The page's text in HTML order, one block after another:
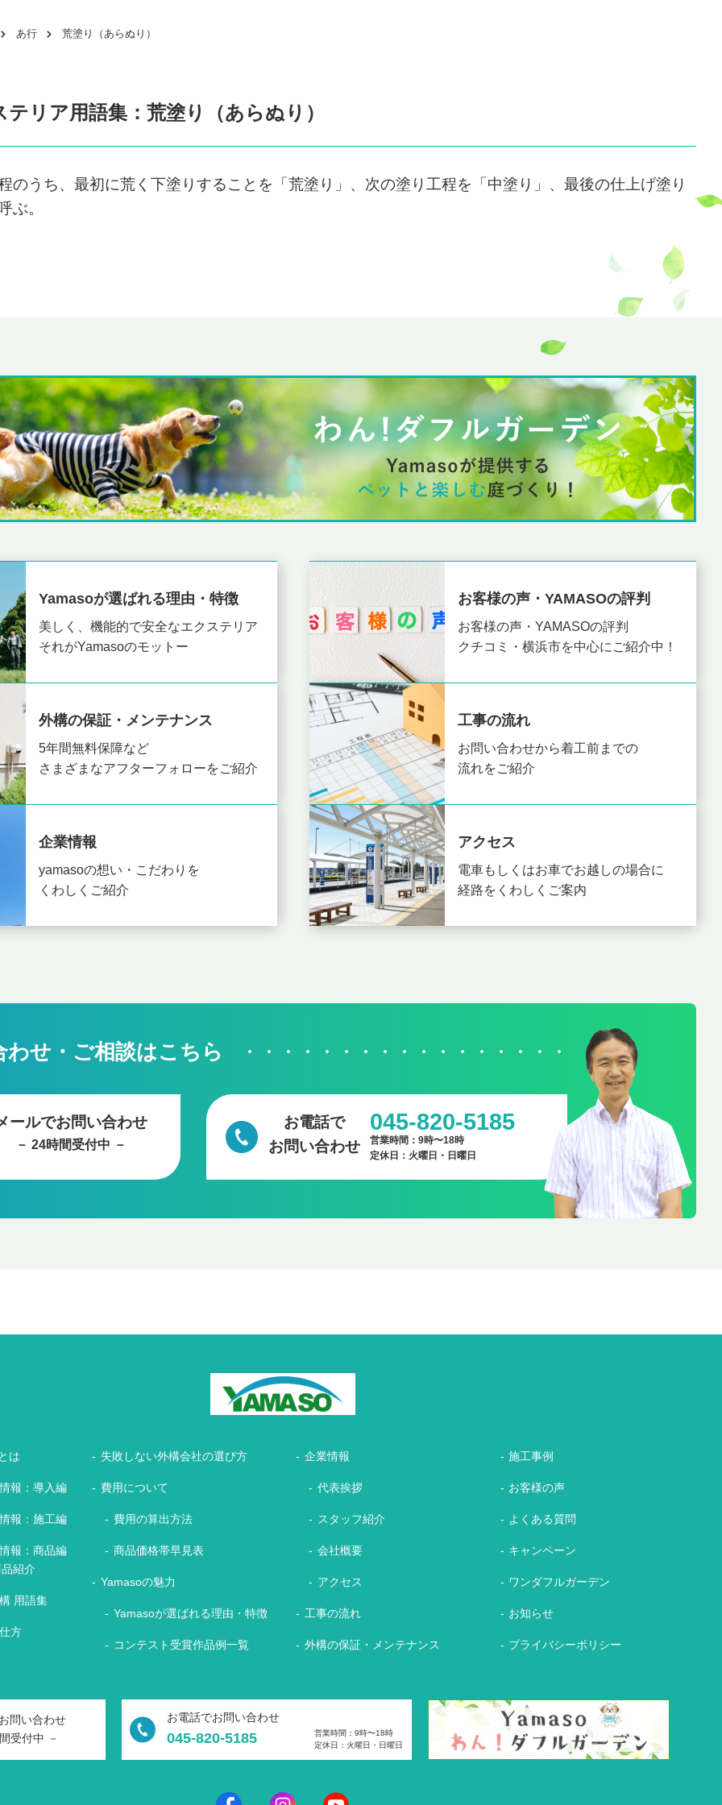
あ行 荒塗り（あらぬり）
リア用語集：荒塗り（あらぬり）
のうち、最初に荒く下塗りすることを「荒塗り」、次の塗り工程を「中塗り」、最後の仕上げ塗り
ぶ。
Yamasoが選ばれる理由・特徴
美しく、機能的で安全なエクステリア
それがYamasoのモットー
お客様の声・YAMASOの評判
お客様の声・YAMASOの評判
クチコミ・横浜市を中心にご紹介中！
外構の保証・メンテナンス
5年間無料保障など
さまざまなアフターフォローをご紹介
工事の流れ
お問い合わせから着工前までの
流れをご紹介
企業情報
yamasoの想い・こだわりを
くわしくご紹介
アクセス
電車もしくはお車でお越しの場合に
経路をくわしくご案内
わせ・ご相談はこちら
ールでお問い合わせ
－ 24時間受付中 －
お電話で
お問い合わせ
045-820-5185
営業時間：9時〜18時
定休日：火曜日・日曜日
は
報：導入編
報：施工編
報：商品編
紹介
用語集
方
失敗しない外構会社の選び方
費用について
費用の算出方法
商品価格帯早見表
Yamasoの魅力
Yamasoが選ばれる理由・特徴
コンテスト受賞作品例一覧
企業情報
代表挨拶
スタッフ紹介
会社概要
アクセス
工事の流れ
外構の保証・メンテナンス
施工事例
お客様の声
よくある質問
キャンペーン
ワンダフルガーデン
お知らせ
プライバシーポリシー
問い合わせ
受付中 －
お電話でお問い合わせ
045-820-5185
営業時間：9時〜18時
定休日：火曜日・日曜日